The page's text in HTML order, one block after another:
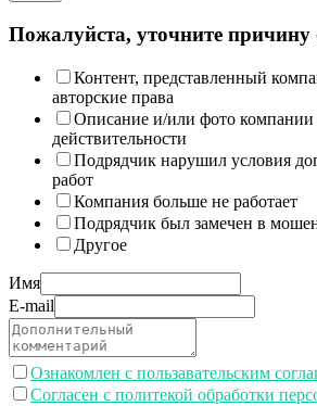
Пожалуйста, уточните
Контент, представленный
авторские права
Описание и/или фото компании
действительности
Подрядчик нарушил условия
работ
Компания больше не работает
Подрядчик был замечен в
Другое
Имя
E-mail
Ознакомлен с пользавательским
Согласен с политекой обработки